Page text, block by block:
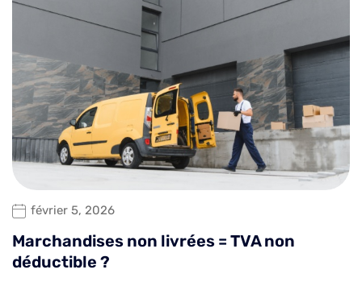
février 5, 2026
Marchandises non livrées = TVA non
déductible ?